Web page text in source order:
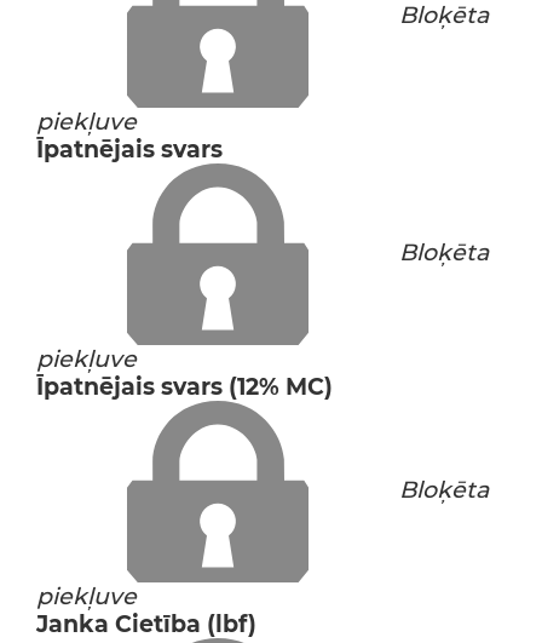
Bloķēta
piekļuve
Īpatnējais svars
Bloķēta
piekļuve
Īpatnējais svars (12% MC)
Bloķēta
piekļuve
Janka Cietība (lbf)